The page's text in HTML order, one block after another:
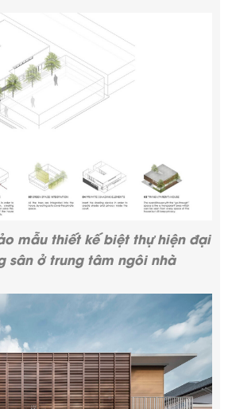
mẫu thiết kế biệt thự hiện đại
sân ở trung tâm ngôi nhà